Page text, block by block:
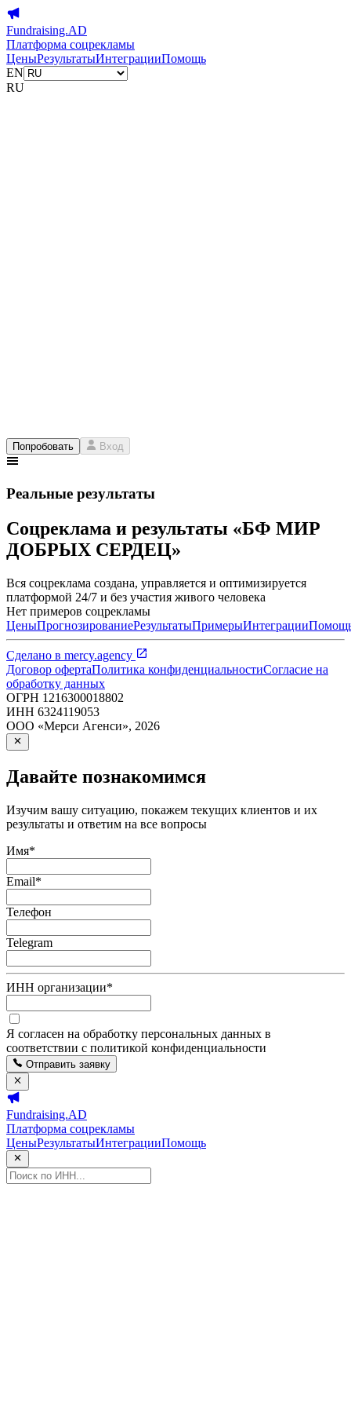
Fundraising.AD
Платформа соцрекламы
ЦеныРезультатыИнтеграцииПомощь
EN
RU
Попробовать Вход
Реальные результаты
Соцреклама и результаты «БФ МИР
ДОБРЫХ СЕРДЕЦ»
Вся соцреклама создана, управляется и оптимизируется
платформой 24/7 и без участия живого человека
Нет примеров соцрекламы
ЦеныПрогнозированиеРезультатыПримерыИнтеграции
Сделано в mercy.agency
Договор офертаПолитика конфиденциальностиСогласие на
обработку данных
ОГРН 1216300018802
ИНН 6324119053
ООО «Мерси Агенси», 2026
Давайте познакомимся
Изучим вашу ситуацию, покажем текущих клиентов и их
результаты и ответим на все вопросы
Имя*
Email*
Телефон
Telegram
ИНН организации*
Я согласен на обработку персональных данных в
соответствии с политикой конфиденциальности
Отправить заявку
Fundraising.AD
Платформа соцрекламы
ЦеныРезультатыИнтеграцииПомощь